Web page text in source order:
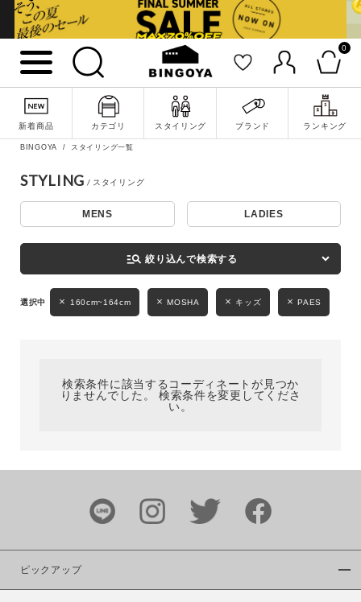
0
新着商品 カテゴリ スタイリング ブランド ランキング
詳細検索
BINGOYA スタイリング一覧
STYLING
MENS LADIES
manage_search 絞り込んで検索する
160cm~164cm MOSHA キッズ PAES
検索条件に該当するコーディネートが見つか
りませんでした。 検索条件を変更してくださ
い。
ピックアップ